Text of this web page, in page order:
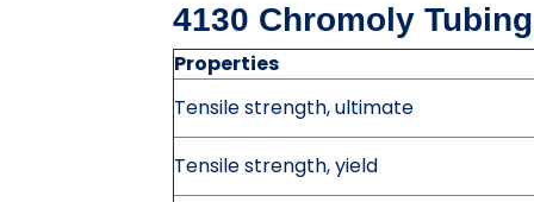
4130 Chromoly
Properties
Tensile strength, ultimate
Tensile strength, yield